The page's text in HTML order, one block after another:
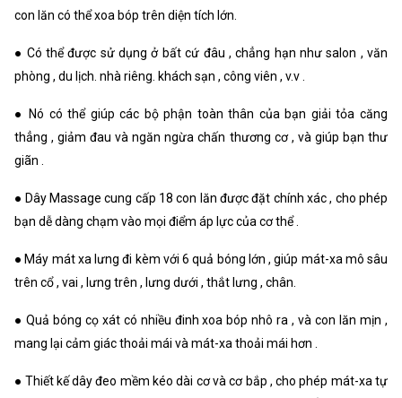
con lăn có thể xoa bóp trên diện tích lớn.
● Có thể được sử dụng ở bất cứ đâu , chẳng hạn như salon , văn
phòng , du lịch. nhà riêng. khách sạn , công viên , v.v .
● Nó có thể giúp các bộ phận toàn thân của bạn giải tỏa căng
thẳng , giảm đau và ngăn ngừa chấn thương cơ , và giúp bạn thư
giãn .
● Dây Massage cung cấp 18 con lăn được đặt chính xác , cho phép
bạn dễ dàng chạm vào mọi điểm áp lực của cơ thể .
● Máy mát xa lưng đi kèm với 6 quả bóng lớn , giúp mát-xa mô sâu
trên cổ , vai , lưng trên , lưng dưới , thắt lưng , chân.
● Quả bóng cọ xát có nhiều đinh xoa bóp nhô ra , và con lăn mịn ,
mang lại cảm giác thoải mái và mát-xa thoải mái hơn .
● Thiết kế dây đeo mềm kéo dài cơ và cơ bắp , cho phép mát-xa tự